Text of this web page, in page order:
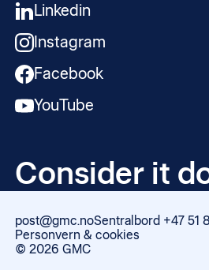
Linkedin
Instagram
Facebook
YouTube
Consider it
© 2026 GMC
post@gmc.noSentralbord +47 51
Personvern & cookies